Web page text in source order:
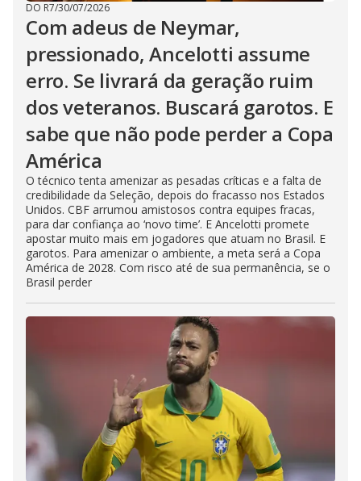
DO R7/30/07/2026
Com adeus de Neymar,
pressionado, Ancelotti assume
erro. Se livrará da geração ruim
dos veteranos. Buscará garotos. E
sabe que não pode perder a Copa
América
O técnico tenta amenizar as pesadas críticas e a falta de
credibilidade da Seleção, depois do fracasso nos Estados
Unidos. CBF arrumou amistosos contra equipes fracas,
para dar confiança ao ‘novo time’. E Ancelotti promete
apostar muito mais em jogadores que atuam no Brasil. E
garotos. Para amenizar o ambiente, a meta será a Copa
América de 2028. Com risco até de sua permanência, se o
Brasil perder